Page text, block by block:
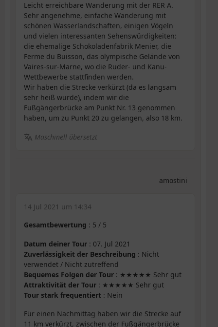
Leicht erreichbare Wanderung mit der RER A.
Sehr angenehme, einfache Wanderung mit
schönen Wasserlandschaften, einigen Vögeln
und vielen interessanten Sehenswürdigkeiten:
die ehemalige Schokoladenfabrik Menier, die
Ferme du Buisson, das olympische Gelände von
Vaires-sur-Marne, wo die Ruder- und Kanu-
Wettbewerbe stattfinden werden.
Wir haben die Strecke verkürzt (da es langsam
sehr heiß wurde), indem wir die
Fußgängerbrücke am Punkt Nr. 13 genommen
haben, um zu Punkt 20 zu gelangen, also 18 km.
Maschinell übersetzt
amostini
14 Jul 2021 um 14:34
Gesamtbewertung : 5 / 5
Datum deiner Tour : 07. Jul 2021
Zuverlässigkeit der Beschreibung : Nicht
verwendet / Nicht zutreffend
Bequemes Folgen der Tour : ★★★★★ Sehr gut
Attraktivität der Tour : ★★★★★ Sehr gut
Tour stark frequentiert : Nein
Für einen Nachmittag haben wir die Strecke auf
11 km verkürzt, zwischen der Fußgängerbrücke